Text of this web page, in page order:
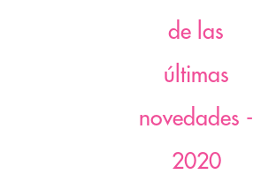
de las
últimas
novedades -
2020